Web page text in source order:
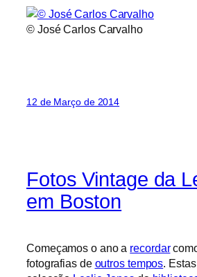
© José Carlos Carvalho
12 de Março de 2014
Fotos Vintage da
em Boston
Começamos o ano a recordar
fotografias de outros tempos.